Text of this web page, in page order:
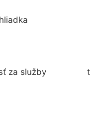
za služby